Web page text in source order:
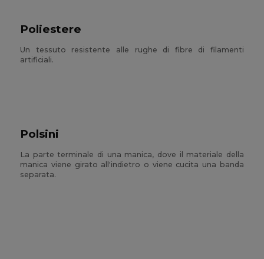
Poliestere
Un tessuto resistente alle rughe di fibre di filamenti
artificiali.
Polsini
La parte terminale di una manica, dove il materiale della
manica viene girato all'indietro o viene cucita una banda
separata.